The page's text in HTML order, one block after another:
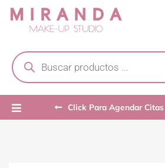
Skip
search
Click Para Agendar Citas